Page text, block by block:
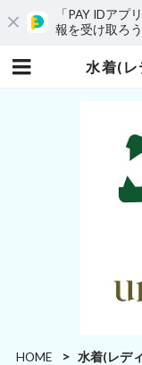
「PAY IDア
報を受け取ろう
HOME 水着(レデ